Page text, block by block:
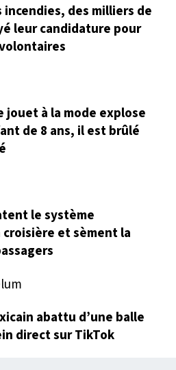
des milliers de
leur candidature pour
jouet à la mode explose
de 8 ans, il est brûlé
le système
et sèment la
abattu d’une balle
direct sur TikTok